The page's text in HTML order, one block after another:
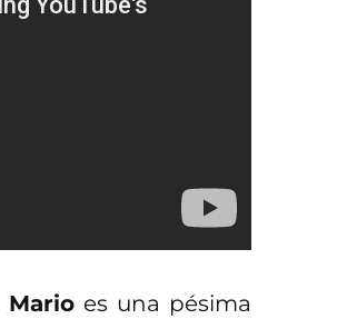
Marioes una pésima